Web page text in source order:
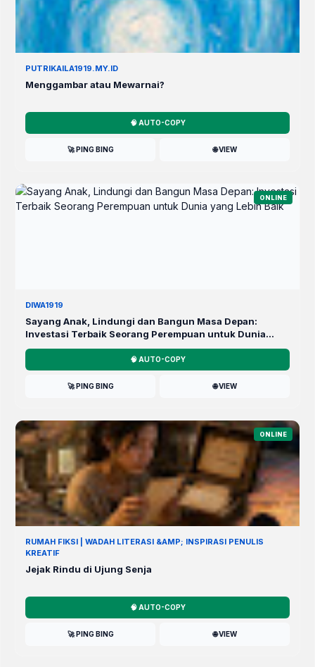
PUTRIKAILA1919.MY.ID
Menggambar atau Mewarnai?
🧠 AUTO-COPY
🚀 PING BING 🌐 VIEW
ONLINE
DIWA1919
Sayang Anak, Lindungi dan Bangun Masa Depan:
Investasi Terbaik Seorang Perempuan untuk Dunia
yang Lebih Baik
🧠 AUTO-COPY
🚀 PING BING 🌐 VIEW
ONLINE
RUMAH FIKSI | WADAH LITERASI &AMP; INSPIRASI PENULIS
KREATIF
Jejak Rindu di Ujung Senja
🧠 AUTO-COPY
🚀 PING BING 🌐 VIEW